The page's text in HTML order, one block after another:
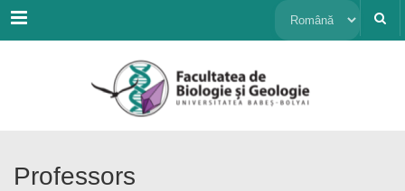
Menu Alege
limbă
Professors